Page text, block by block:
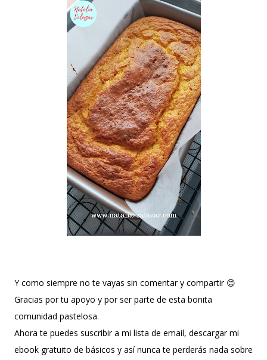
Y como siempre no te vayas sin comentar y compartir 😊
Gracias por tu apoyo y por ser parte de esta bonita
comunidad pastelosa.
Ahora te puedes suscribir a mi lista de email, descargar mi
ebook gratuito de básicos y así nunca te perderás nada sobre